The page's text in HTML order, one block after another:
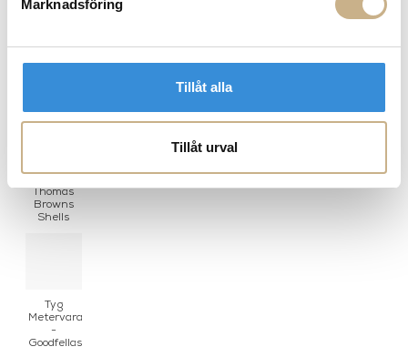
Marknadsföring
Tillåt alla
Tillåt urval
Kudde -
Thomas
Browns
Shells
Tyg
Metervara
-
Goodfellas